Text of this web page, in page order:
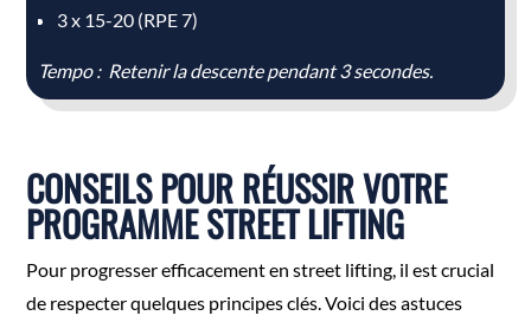
3 x 15-20 (RPE 7)
Tempo : Retenir la descente pendant 3 secondes.
CONSEILS POUR RÉUSSIR VOTRE
PROGRAMME STREET LIFTING
Pour progresser efficacement en street lifting, il est crucial
de respecter quelques principes clés. Voici des astuces